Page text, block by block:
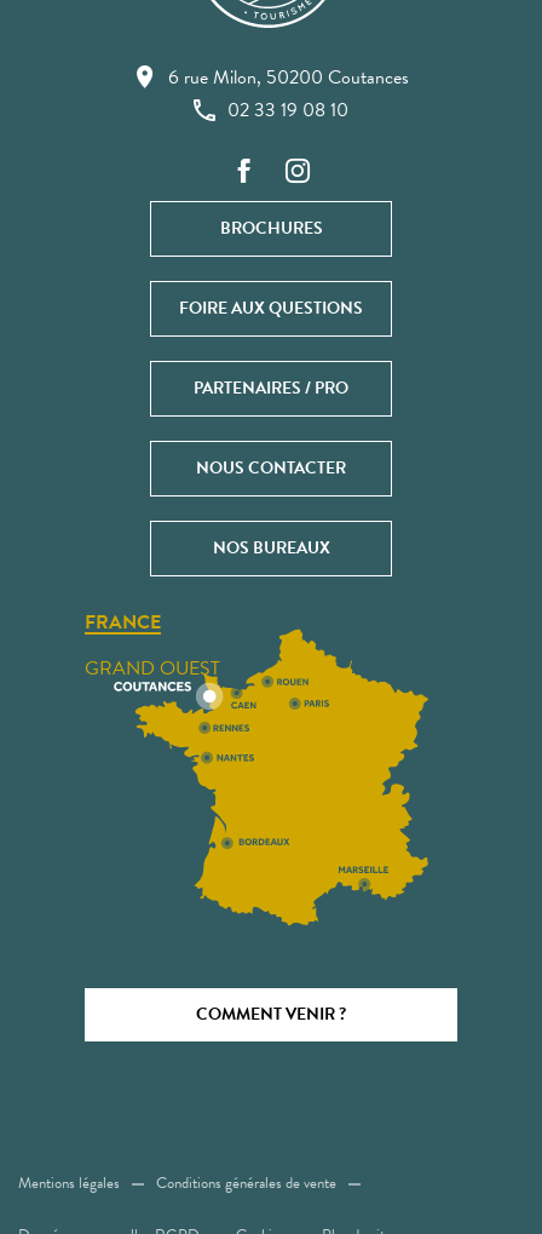
6 rue Milon, 50200 Coutances
02 33 19 08 10
BROCHURES
FOIRE AUX QUESTIONS
PARTENAIRES / PRO
NOUS CONTACTER
NOS BUREAUX
FRANCE
GRAND OUEST
COMMENT VENIR ?
Mentions légales Conditions générales de vente